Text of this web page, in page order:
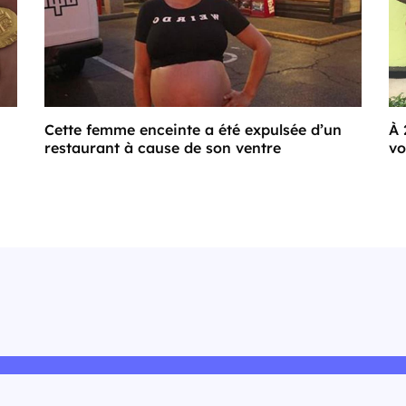
Cette femme enceinte a été expulsée d’un
restaurant à cause de son ventre
À